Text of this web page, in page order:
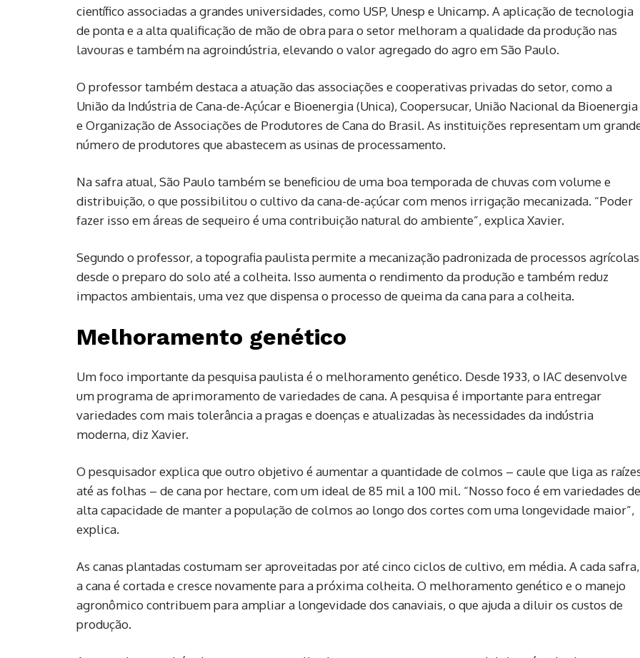
científico associadas a grandes universidades, como USP, Unesp e Unicamp. A aplicação de tecnologia
de ponta e a alta qualificação de mão de obra para o setor melhoram a qualidade da produção nas
lavouras e também na agroindústria, elevando o valor agregado do agro em São Paulo.
O professor também destaca a atuação das associações e cooperativas privadas do setor, como a
União da Indústria de Cana-de-Açúcar e Bioenergia (Unica), Coopersucar, União Nacional da Bioenergia
e Organização de Associações de Produtores de Cana do Brasil. As instituições representam um
número de produtores que abastecem as usinas de processamento.
Na safra atual, São Paulo também se beneficiou de uma boa temporada de chuvas com volume e
distribuição, o que possibilitou o cultivo da cana-de-açúcar com menos irrigação mecanizada. “Poder
fazer isso em áreas de sequeiro é uma contribuição natural do ambiente”, explica Xavier.
Segundo o professor, a topografia paulista permite a mecanização padronizada de processos agrícolas
desde o preparo do solo até a colheita. Isso aumenta o rendimento da produção e também reduz
impactos ambientais, uma vez que dispensa o processo de queima da cana para a colheita.
Melhoramento genético
Um foco importante da pesquisa paulista é o melhoramento genético. Desde 1933, o IAC desenvolve
um programa de aprimoramento de variedades de cana. A pesquisa é importante para entregar
variedades com mais tolerância a pragas e doenças e atualizadas às necessidades da indústria
moderna, diz Xavier.
O pesquisador explica que outro objetivo é aumentar a quantidade de colmos – caule que liga as
até as folhas – de cana por hectare, com um ideal de 85 mil a 100 mil. “Nosso foco é em variedades de
alta capacidade de manter a população de colmos ao longo dos cortes com uma longevidade maior”,
explica.
As canas plantadas costumam ser aproveitadas por até cinco ciclos de cultivo, em média. A cada safra,
a cana é cortada e cresce novamente para a próxima colheita. O melhoramento genético e o manejo
agronômico contribuem para ampliar a longevidade dos canaviais, o que ajuda a diluir os custos de
produção.